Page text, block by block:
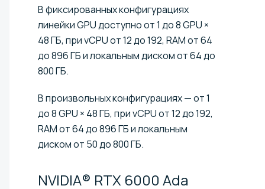
В фиксированных конфигурациях
линейки GPU доступно от 1 до 8 GPU ×
48 ГБ, при vCPU от 12 до 192, RAM от 64
до 896 ГБ и локальным диском от 64 до
800 ГБ.
В произвольных конфигурациях — от 1
до 8 GPU × 48 ГБ, при vCPU от 12 до 192,
RAM от 64 до 896 ГБ и локальным
диском от 50 до 800 ГБ.
NVIDIA® RTX 6000 Ada